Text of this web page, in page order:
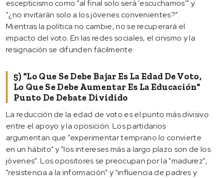
escepticismo como "al final solo será 'escuchamos'" y
"¿no invitarán solo a los jóvenes convenientes?".
Mientras la política no cambie, no se recuperará el
impacto del voto. En las redes sociales, el cinismo y la
resignación se difunden fácilmente.
5) "Lo Que Se Debe Bajar Es La Edad De Voto,
Lo Que Se Debe Aumentar Es La Educación"
Punto De Debate Dividido
La reducción de la edad de voto es el punto más divisivo
entre el apoyo y la oposición. Los partidarios
argumentan que "experimentar temprano lo convierte
en un hábito" y "los intereses más a largo plazo son de los
jóvenes". Los opositores se preocupan por la "madurez",
"resistencia a la información" y "influencia de padres y